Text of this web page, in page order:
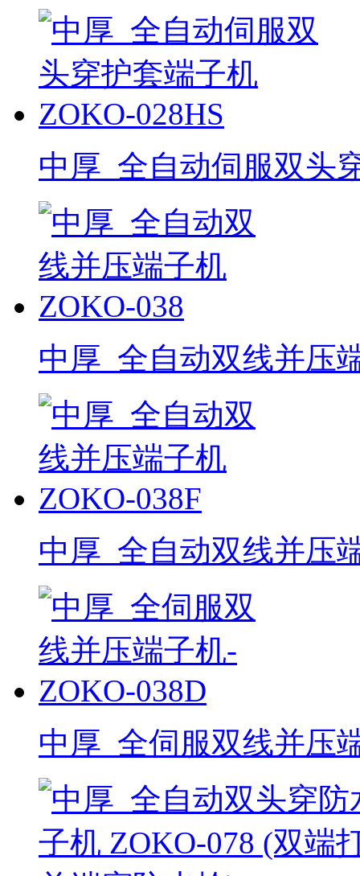
中厚_全自动伺服双头
中厚_全自动双线并压
中厚_全自动双线并压
中厚_全伺服双线并压